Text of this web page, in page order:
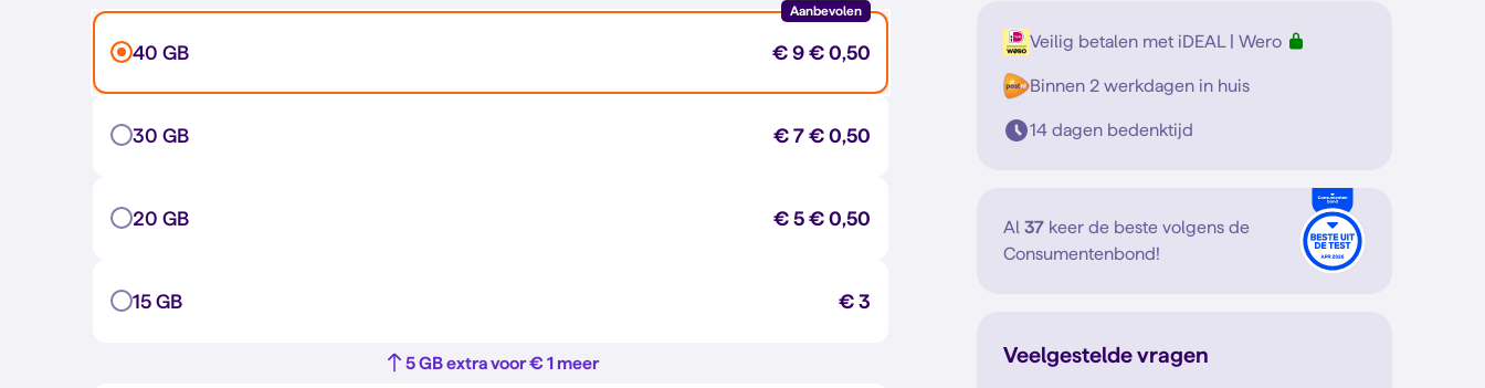
Aanbevolen
40 GB € 9 € 0,50
30 GB € 7 € 0,50
20 GB € 5 € 0,50
15 GB € 3
5 GB extra voor € 1 meer
Veilig betalen met iDEAL | Wero
Binnen 2 werkdagen in huis
14 dagen bedenktijd
Al 37 keer de beste volgens de
Consumentenbond!
Veelgestelde vragen